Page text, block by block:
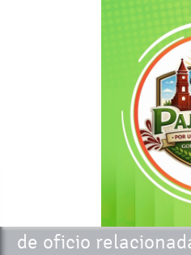
Accede a toda la
de oficio